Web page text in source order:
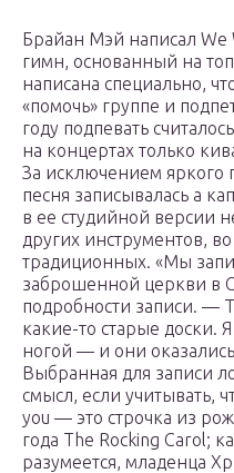
Брайан Мэй написал
гимн, основанный на
написана специально,
«помочь» группе и
году подпевать
на концертах только
За исключением яркого
песня записывалась а
в ее студийной версии
других инструментов,
традиционных. «Мы
заброшенной церкви в
подробности записи. —
какие-то старые доски.
ногой — и они
Выбранная для записи
смысл, если учитывать,
you — это строчка из
года The Rocking Carol;
разумеется, младенца